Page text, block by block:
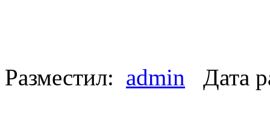
Разместил: admin Дата